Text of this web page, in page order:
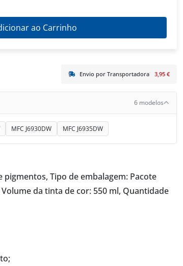
ao Carrinho
Envio por Transportadora 3,95 €
6 modelos
MFC J6930DW MFC J6935DW
Tipo de embalagem: Pacote
da tinta de cor: 550 ml, Quantidade